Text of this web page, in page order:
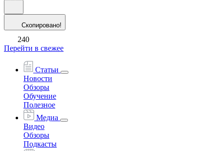
Скопировано!
240
Перейти в свежее
Статьи
Новости
Обзоры
Обучение
Полезное
Медиа
Видео
Обзоры
Подкасты